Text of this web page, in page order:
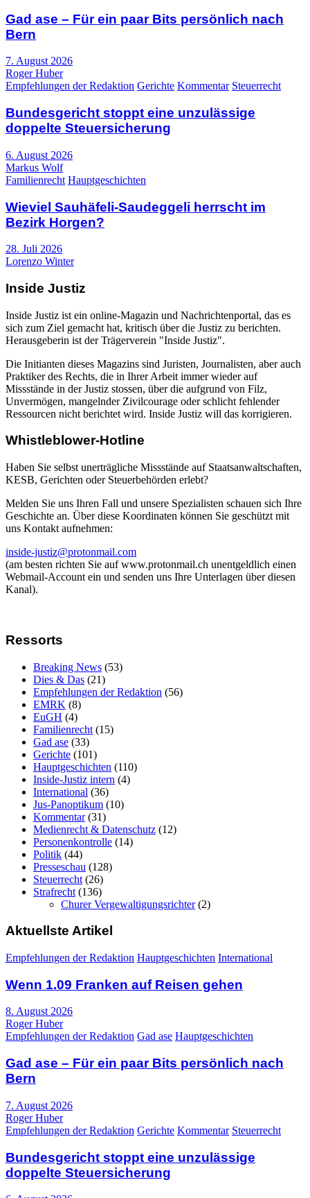
Gad ase – Für ein paar Bits persönlich nach
Bern
7. August 2026
Roger Huber
Empfehlungen der Redaktion Gerichte Kommentar Steuerrecht
Bundesgericht stoppt eine unzulässige
doppelte Steuersicherung
6. August 2026
Markus Wolf
Familienrecht Hauptgeschichten
Wieviel Sauhäfeli-Saudeggeli herrscht im
Bezirk Horgen?
28. Juli 2026
Lorenzo Winter
Inside Justiz
Inside Justiz ist ein online-Magazin und Nachrichtenportal, das es
sich zum Ziel gemacht hat, kritisch über die Justiz zu berichten.
Herausgeberin ist der Trägerverein "Inside Justiz".
Die Initianten dieses Magazins sind Juristen, Journalisten, aber auch
Praktiker des Rechts, die in Ihrer Arbeit immer wieder auf
Missstände in der Justiz stossen, über die aufgrund von Filz,
Unvermögen, mangelnder Zivilcourage oder schlicht fehlender
Ressourcen nicht berichtet wird. Inside Justiz will das korrigieren.
Whistleblower-Hotline
Haben Sie selbst unerträgliche Missstände auf Staatsanwaltschaften,
KESB, Gerichten oder Steuerbehörden erlebt?
Melden Sie uns Ihren Fall und unsere Spezialisten schauen sich Ihre
Geschichte an. Über diese Koordinaten können Sie geschützt mit
uns Kontakt aufnehmen:
inside-justiz@protonmail.com
(am besten richten Sie auf www.protonmail.ch unentgeldlich einen
Webmail-Account ein und senden uns Ihre Unterlagen über diesen
Kanal).
Ressorts
Breaking News (53)
Dies & Das (21)
Empfehlungen der Redaktion (56)
EMRK (8)
EuGH (4)
Familienrecht (15)
Gad ase (33)
Gerichte (101)
Hauptgeschichten (110)
Inside-Justiz intern (4)
International (36)
Jus-Panoptikum (10)
Kommentar(31)
Medienrecht & Datenschutz (12)
Personenkontrolle (14)
Politik (44)
Presseschau (128)
Steuerrecht (26)
Strafrecht (136)
Churer Vergewaltigungsrichter(2)
Aktuellste Artikel
Empfehlungen der Redaktion Hauptgeschichten International
Wenn 1.09 Franken auf Reisen gehen
8. August 2026
Roger Huber
Empfehlungen der Redaktion Gad ase Hauptgeschichten
Gad ase – Für ein paar Bits persönlich nach
Bern
7. August 2026
Roger Huber
Empfehlungen der Redaktion Gerichte Kommentar Steuerrecht
Bundesgericht stoppt eine unzulässige
doppelte Steuersicherung